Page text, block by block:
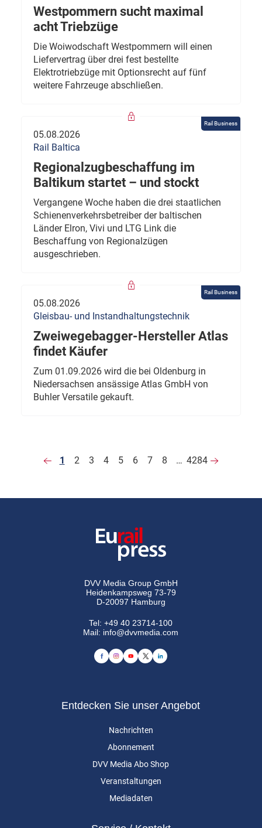
Westpommern sucht maximal
acht Triebzüge
Die Woiwodschaft Westpommern will einen
Liefervertrag über drei fest bestellte
Elektrotriebzüge mit Optionsrecht auf fünf
weitere Fahrzeuge abschließen.
Rail Business
05.08.2026
Rail Baltica
Regionalzugbeschaffung im
Baltikum startet – und stockt
Vergangene Woche haben die drei staatlichen
Schienenverkehrsbetreiber der baltischen
Länder Elron, Vivi und LTG Link die
Beschaffung von Regionalzügen
ausgeschrieben.
Rail Business
05.08.2026
Gleisbau- und Instandhaltungstechnik
Zweiwegebagger-Hersteller Atlas
findet Käufer
Zum 01.09.2026 wird die bei Oldenburg in
Niedersachsen ansässige Atlas GmbH von
Buhler Versatile gekauft.
1 2 3 4 5 6 7 8 … 4284
DVV Media Group GmbH
Heidenkampsweg 73-79
D-20097 Hamburg
Tel:+49 40 23714-100
Mail: info@dvvmedia.com
Entdecken Sie unser Angebot
Nachrichten
Abonnement
DVV Media Abo Shop
Veranstaltungen
Mediadaten